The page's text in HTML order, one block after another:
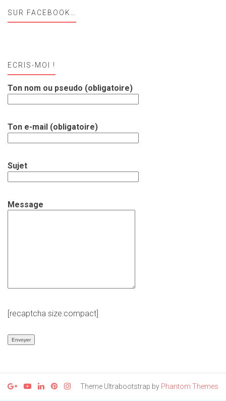
SUR FACEBOOK…
ECRIS-MOI !
Ton nom ou pseudo (obligatoire)
Ton e-mail (obligatoire)
Sujet
Message
[recaptcha size:compact]
Theme Ultrabootstrap by Phantom Themes